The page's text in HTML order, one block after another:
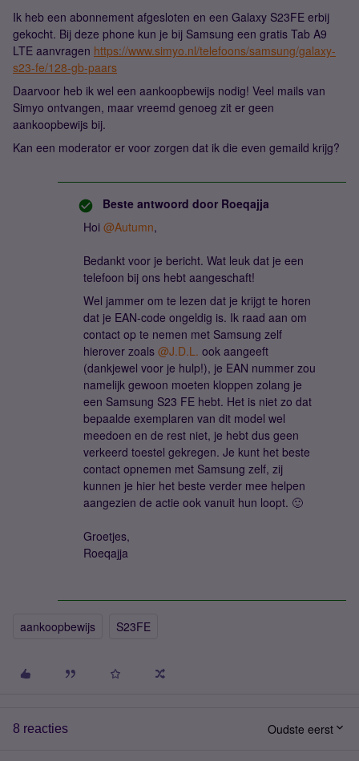
Ik heb een abonnement afgesloten en een Galaxy S23FE erbij
gekocht. Bij deze phone kun je bij Samsung een gratis Tab A9
LTE aanvragen https://www.simyo.nl/telefoons/samsung/galaxy-
s23-fe/128-gb-paars
Daarvoor heb ik wel een aankoopbewijs nodig! Veel mails van
Simyo ontvangen, maar vreemd genoeg zit er geen
aankoopbewijs bij.
Kan een moderator er voor zorgen dat ik die even gemaild krijg?
Beste antwoord door Roeqajja
Hoi @Autumn,
Bedankt voor je bericht. Wat leuk dat je een
telefoon bij ons hebt aangeschaft!
Wel jammer om te lezen dat je krijgt te horen
dat je EAN-code ongeldig is. Ik raad aan om
contact op te nemen met Samsung zelf
hierover zoals @J.D.L. ook aangeeft
(dankjewel voor je hulp!), je EAN nummer zou
namelijk gewoon moeten kloppen zolang je
een Samsung S23 FE hebt. Het is niet zo dat
bepaalde exemplaren van dit model wel
meedoen en de rest niet, je hebt dus geen
verkeerd toestel gekregen. Je kunt het beste
contact opnemen met Samsung zelf, zij
kunnen je hier het beste verder mee helpen
aangezien de actie ook vanuit hun loopt. 🙂
Groetjes,
Roeqajja
aankoopbewijs S23FE
8 reacties Oudste eerst